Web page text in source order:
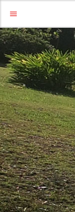
menu